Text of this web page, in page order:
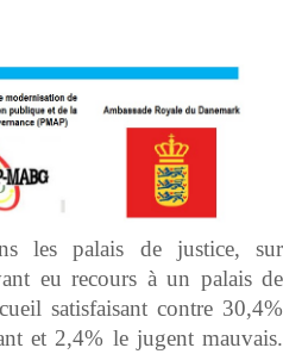
les palais de justice, sur
eu recours à un palais de
satisfaisant contre 30,4%
et 2,4% le jugent mauvais.